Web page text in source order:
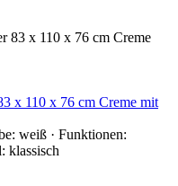
x 110 x 76 cm Creme mit
weiß · Funktionen:
klassisch